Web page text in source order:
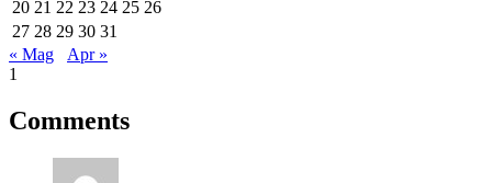
20 21 22 23 24 25 26
27 28 29 30 31
« Mag
Apr »
1
Comments